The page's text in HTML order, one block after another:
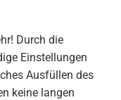
Durch die
Einstellungen
Ausfüllen des
keine langen